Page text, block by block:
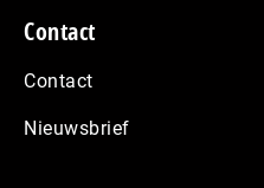
Contact
Contact
Nieuwsbrief